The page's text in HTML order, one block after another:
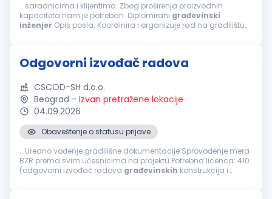
...saradnicima i klijentima. Zbog proširenja proizvodnih
kapaciteta nam je potreban: Diplomirani građevinski
inženjer Opis posla: Koordinira i organizuje rad na gradilištu
Odgovorni izvođač radova
CSCOD-SH d.o.o.
Beograd - Izvan pretražene lokacije
04.09.2026
Obaveštenje o statusu prijave
...Uredno vođenje gradilišne dokumentacije Sprovođenje mera
BZR prema svim učesnicima na projektu Potrebna licenca: 410
(odgovorni izvođač radova građevinskih konstrukcija i